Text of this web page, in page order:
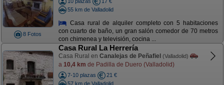
8 Fotos
55 km de Valladolid
Casa rural de alquiler completo con 5 habitaciones
con cuarto de baño, un gran salón comedor de 70 metros
con chimenea y televisión, cocina ...
Casa Rural La Herrería
Casa Rural en Canalejas de Peñafiel (Valladolid)
a 10,4 km de Padilla de Duero (Valladolid)
7-10 plazas
21 €
57 km de Valladolid